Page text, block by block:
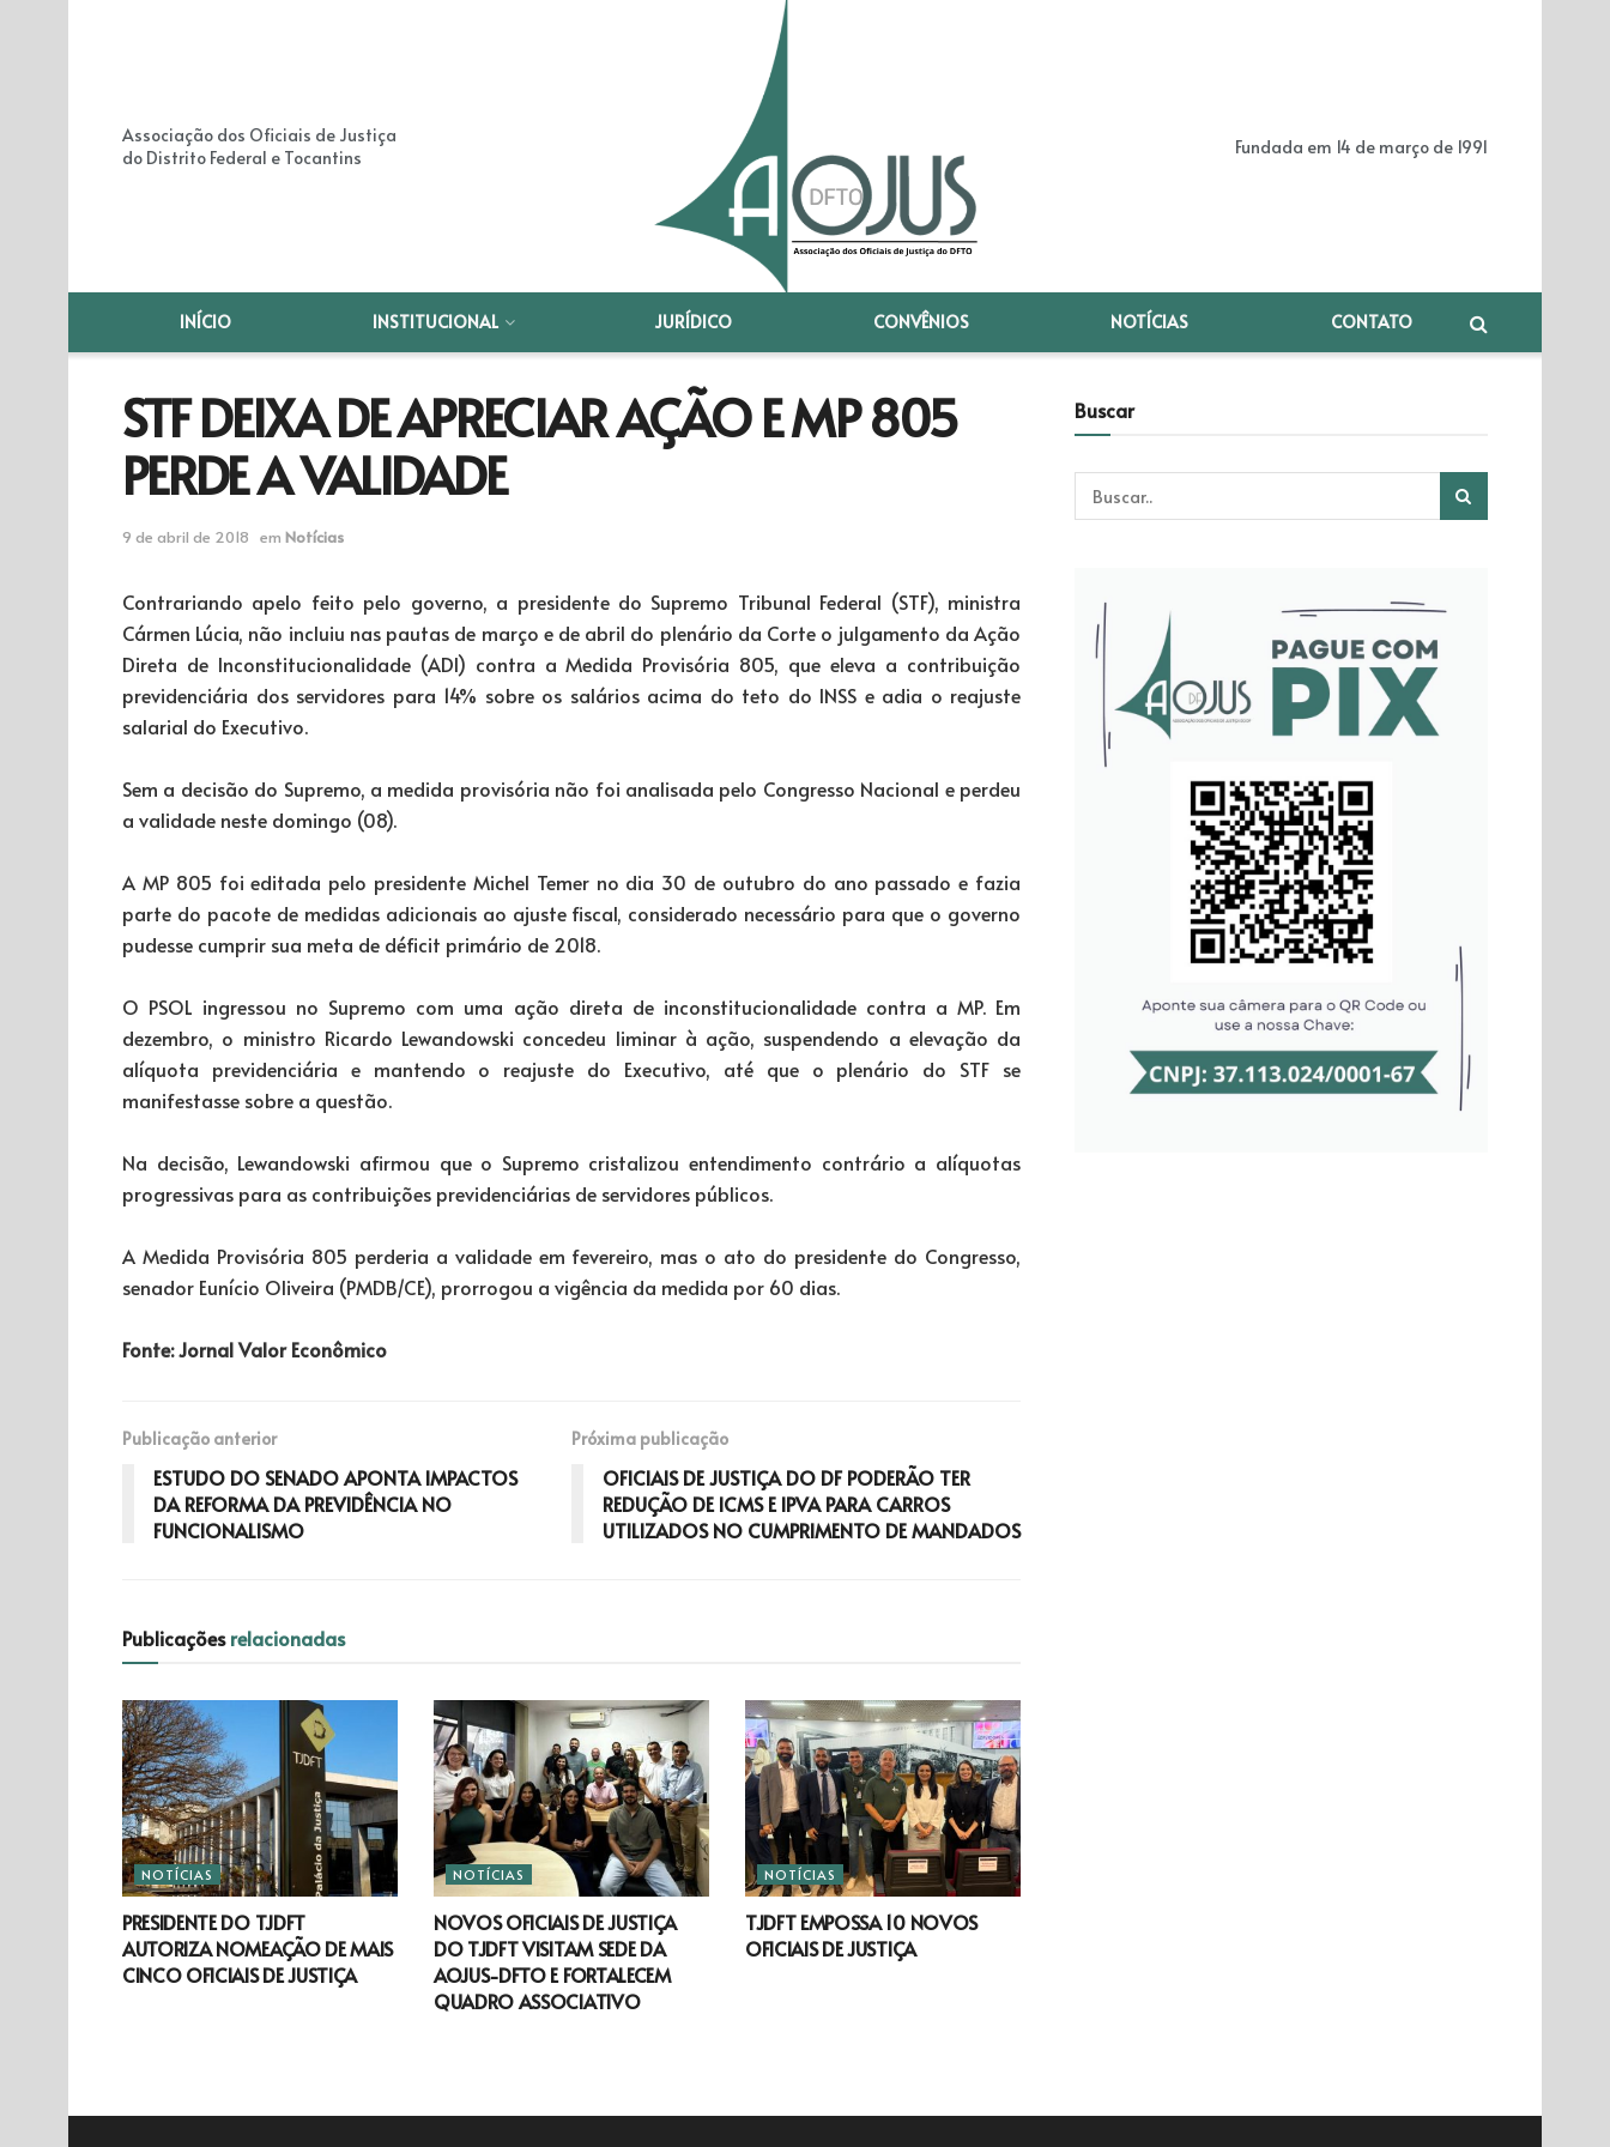
Associação dos Oficiais de Justiça
do Distrito Federal e Tocantins
Fundada em 14 de março de 1991
INÍCIO INSTITUCIONAL JURÍDICO CONVÊNIOS NOTÍCIAS CONTATO
STF DEIXA DE APRECIAR AÇÃO E MP 805
PERDE A VALIDADE
9 de abril de 2018 em Notícias
Contrariando apelo feito pelo governo, a presidente do Supremo Tribunal Federal (STF), ministra
Cármen Lúcia, não incluiu nas pautas de março e de abril do plenário da Corte o julgamento da Ação
Direta de Inconstitucionalidade (ADI) contra a Medida Provisória 805, que eleva a contribuição
previdenciária dos servidores para 14% sobre os salários acima do teto do INSS e adia o reajuste
salarial do Executivo.
Sem a decisão do Supremo, a medida provisória não foi analisada pelo Congresso Nacional e perdeu
a validade neste domingo (08).
A MP 805 foi editada pelo presidente Michel Temer no dia 30 de outubro do ano passado e fazia
parte do pacote de medidas adicionais ao ajuste fiscal, considerado necessário para que o governo
pudesse cumprir sua meta de déficit primário de 2018.
O PSOL ingressou no Supremo com uma ação direta de inconstitucionalidade contra a MP. Em
dezembro, o ministro Ricardo Lewandowski concedeu liminar à ação, suspendendo a elevação da
alíquota previdenciária e mantendo o reajuste do Executivo, até que o plenário do STF se
manifestasse sobre a questão.
Na decisão, Lewandowski afirmou que o Supremo cristalizou entendimento contrário a alíquotas
progressivas para as contribuições previdenciárias de servidores públicos.
A Medida Provisória 805 perderia a validade em fevereiro, mas o ato do presidente do Congresso,
senador Eunício Oliveira (PMDB/CE), prorrogou a vigência da medida por 60 dias.
Fonte: Jornal Valor Econômico
Publicação anterior
ESTUDO DO SENADO APONTA IMPACTOS
DA REFORMA DA PREVIDÊNCIA NO
FUNCIONALISMO
Próxima publicação
OFICIAIS DE JUSTIÇA DO DF PODERÃO TER
REDUÇÃO DE ICMS E IPVA PARA CARROS
UTILIZADOS NO CUMPRIMENTO DE MANDADOS
Publicaçõesrelacionadas
NOTÍCIAS
PRESIDENTE DO TJDFT
AUTORIZA NOMEAÇÃO DE MAIS
CINCO OFICIAIS DE JUSTIÇA
NOTÍCIAS
NOVOS OFICIAIS DE JUSTIÇA
DO TJDFT VISITAM SEDE DA
AOJUS-DFTO E FORTALECEM
QUADRO ASSOCIATIVO
NOTÍCIAS
TJDFT EMPOSSA 10 NOVOS
OFICIAIS DE JUSTIÇA
Buscar